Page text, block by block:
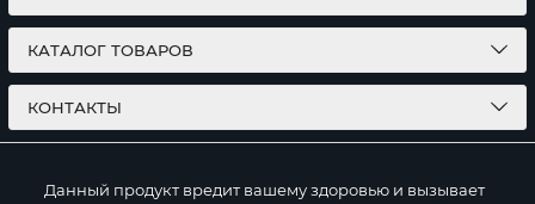
КАТАЛОГ ТОВАРОВ
КОНТАКТЫ
Данный продукт вредит вашему здоровью и вызывает